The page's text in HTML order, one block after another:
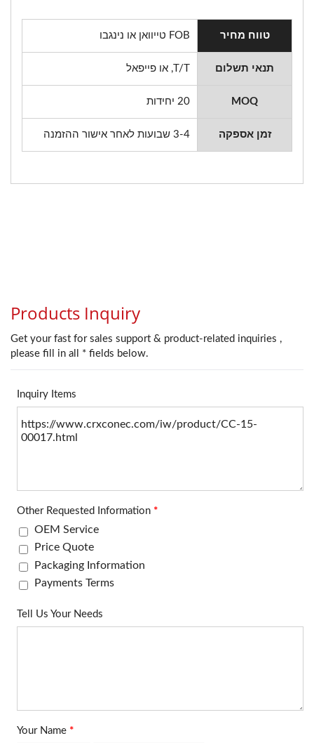
טווח מחיר FOB טייוואן או נינגבו
תנאי תשלום T/T, או פייפאל
MOQ 20 יחידות
זמן אספקה 3-4 שבועות לאחר אישור ההזמנה